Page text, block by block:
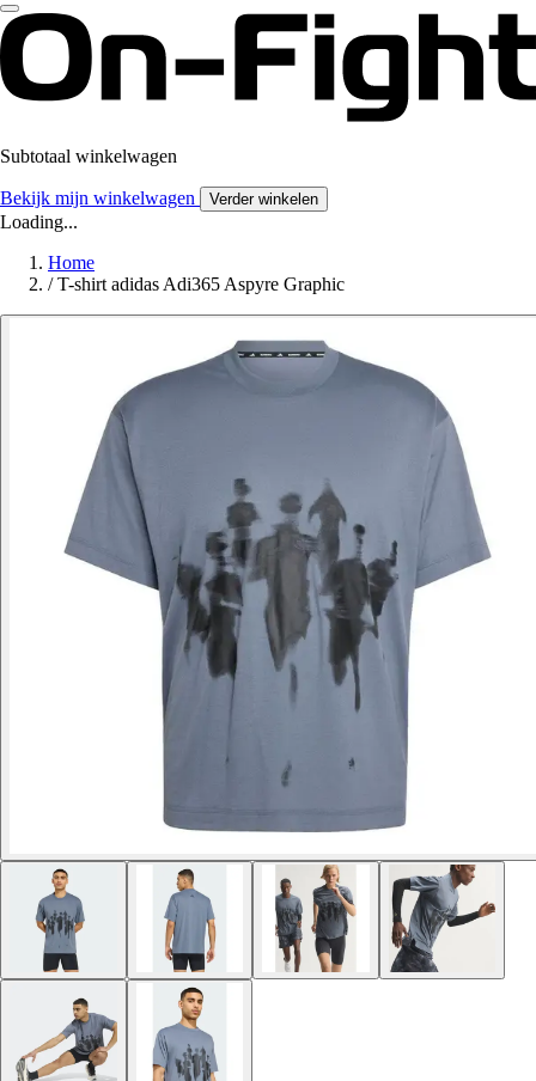
Subtotaal winkelwagen
Bekijk mijn winkelwagen Verder winkelen
Loading...
Home
/ T-shirt adidas Adi365 Aspyre Graphic